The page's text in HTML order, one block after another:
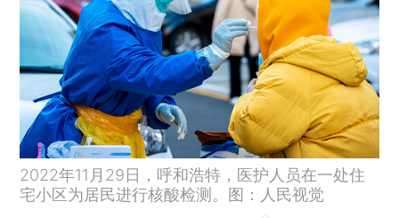
2022年11月29日，呼和浩特，医护人员在一处住
宅小区为居民进行核酸检测。图：人民视觉